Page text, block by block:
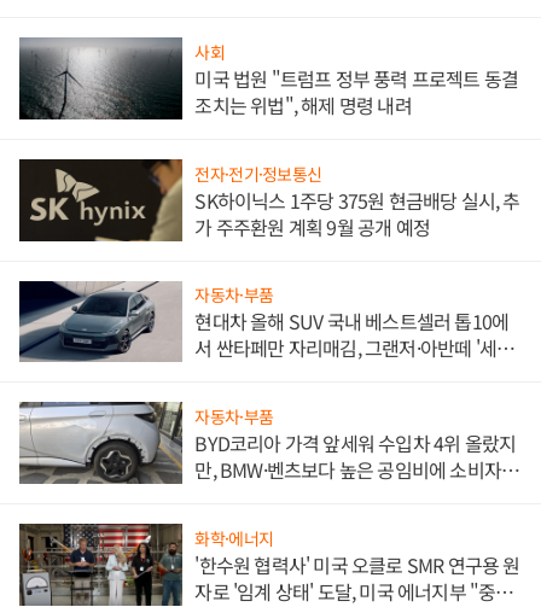
사회
미국 법원 "트럼프 정부 풍력 프로젝트 동결
조치는 위법", 해제 명령 내려
전자·전기·정보통신
SK하이닉스 1주당 375원 현금배당 실시, 추
가 주주환원 계획 9월 공개 예정
자동차·부품
현대차 올해 SUV 국내 베스트셀러 톱10에
서 싼타페만 자리매김, 그랜저·아반떼 '세단
자동차·부품
BYD코리아 가격 앞세워 수입차 4위 올랐지
만, BMW·벤츠보다 높은 공임비에 소비자
화학·에너지
'한수원 협력사' 미국 오클로 SMR 연구용 원
자로 '임계 상태' 도달, 미국 에너지부 "중요